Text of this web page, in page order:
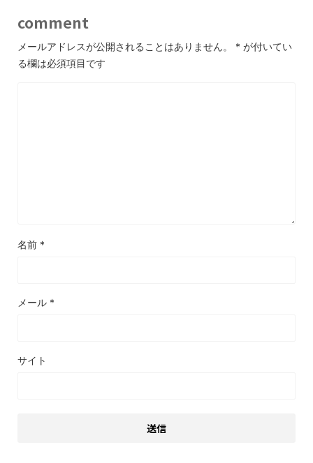
comment
メールアドレスが公開されることはありません。 * が付いてい
る欄は必須項目です
名前 *
メール *
サイト